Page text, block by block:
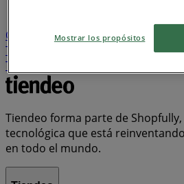
Calzado
Occidente
Ktronix
Tigo
ELA
Totto
Tiendeo forma parte de
tecnológica que está
en todo el mundo.
Mostrar los propósitos